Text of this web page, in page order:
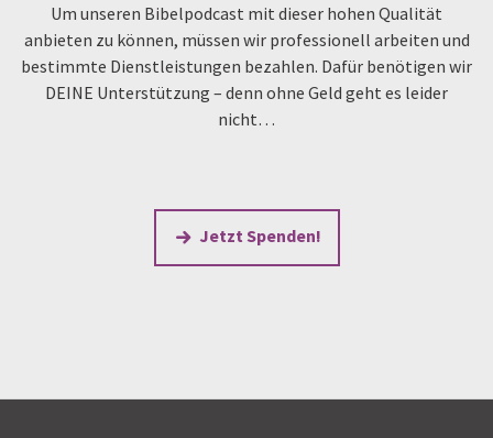
Um unseren Bibelpodcast mit dieser hohen Qualität
anbieten zu können, müssen wir professionell arbeiten und
bestimmte Dienstleistungen bezahlen. Dafür benötigen wir
DEINE Unterstützung – denn ohne Geld geht es leider
nicht…
Jetzt Spenden!